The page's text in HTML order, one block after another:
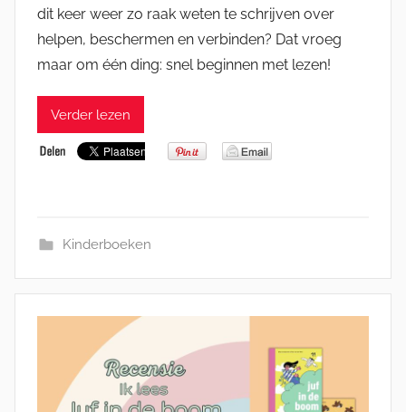
dit keer weer zo raak weten te schrijven over
helpen, beschermen en verbinden? Dat vroeg
maar om één ding: snel beginnen met lezen!
Verder lezen
Kinderboeken